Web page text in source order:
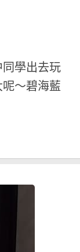
學出去玩
～碧海藍